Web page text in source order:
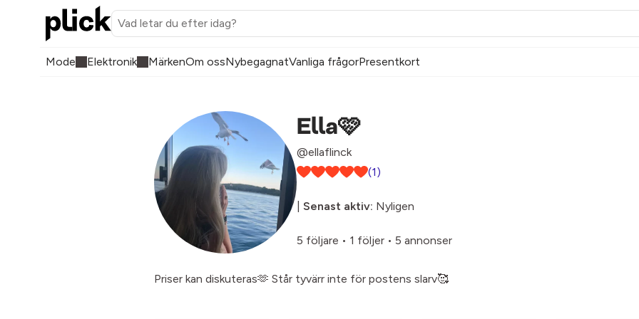
Mode Elektronik MärkenOm ossNybegagnatVanliga frågorPresentkort
Ella🩷
@ellaflinck
(1)
Senast aktiv: Nyligen
5 följare • 1 följer • 5 annonser
Priser kan diskuteras🫶 Står tyvärr inte för postens slarv🥰